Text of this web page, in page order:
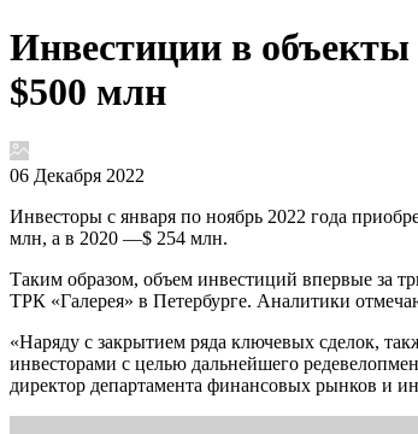
Инвестиции в
$500 млн
06 Декабря 2022
Инвесторы с января по ноябрь 2022 года
млн, а в 2020 —$ 254 млн.
Таким образом, объем инвестиций впервые за
ТРК «Галерея» в Петербурге. Аналитики
«Наряду с закрытием ряда ключевых сделок,
инвесторами с целью дальнейшего
директор департамента финансовых рынков и